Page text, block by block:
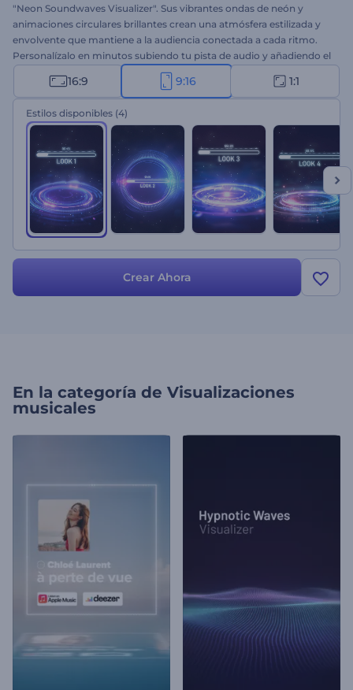
"Neon Soundwaves Visualizer". Sus vibrantes ondas de neón y
animaciones circulares brillantes crean una atmósfera estilizada y
envolvente que mantiene a la audiencia conectada a cada ritmo.
Personalízalo en minutos subiendo tu pista de audio y añadiendo el
nombre del artista y la canción. Ideal para canales de música,
podcasts, promos de DJ y presentaciones de audio. ¡Créalo ahora y
transforma tu sonido en energía visual!
16:9 9:16 1:1
Estilos disponibles (4)
Crear Ahora
En la categoría de Visualizaciones
musicales